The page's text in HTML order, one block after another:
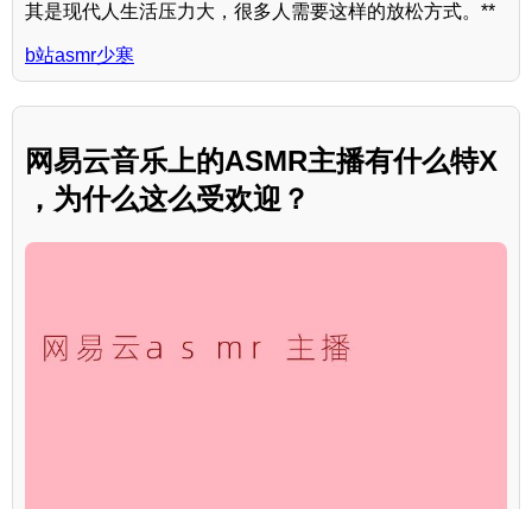
其是现代人生活压力大，很多人需要这样的放松方式。**
b站asmr少寒
网易云音乐上的ASMR主播有什么特X
，为什么这么受欢迎？